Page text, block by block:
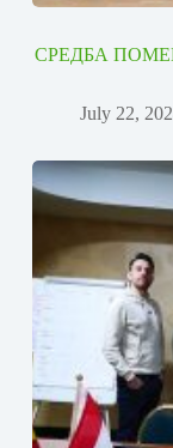
СРЕДБА
July 22,